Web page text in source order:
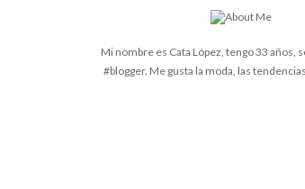
Mi nombre es Cata López, tengo 33 años,
#blogger. Me gusta la moda, las